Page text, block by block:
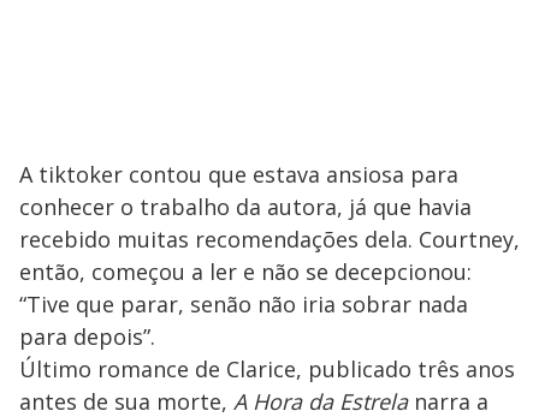
A tiktoker contou que estava ansiosa para
conhecer o trabalho da autora, já que havia
recebido muitas recomendações dela. Courtney,
então, começou a ler e não se decepcionou:
“Tive que parar, senão não iria sobrar nada
para depois”.
Último romance de Clarice, publicado três anos
antes de sua morte, A Hora da Estrelanarra a